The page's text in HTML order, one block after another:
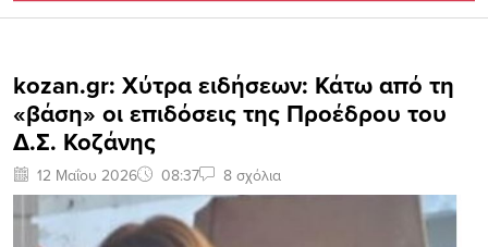
kozan.gr: Χύτρα ειδήσεων: Κάτω από τη
«βάση» οι επιδόσεις της Προέδρου του
Δ.Σ. Κοζάνης
12 Μαΐου 2026 08:37 8 σχόλια